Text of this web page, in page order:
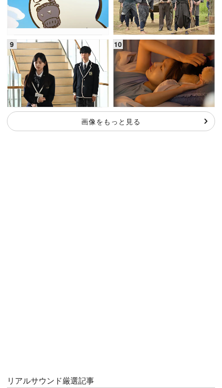
画像をもっと見る
リアルサウンド厳選記事